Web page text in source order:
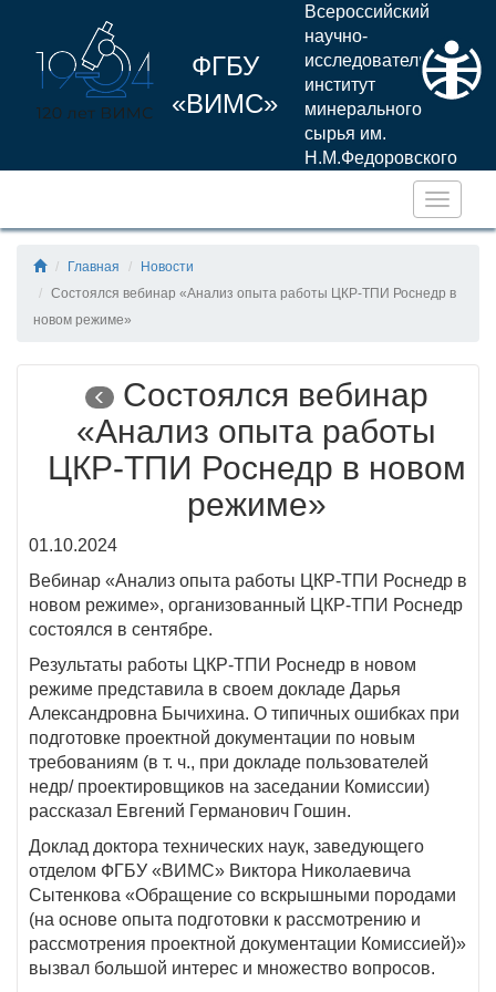
ФГБУ
«ВИМС»
Всероссийский
научно-
исследовательский
институт
минерального
сырья им.
Н.М.Федоровского
Главная
Новости
Состоялся вебинар «Анализ опыта работы ЦКР-ТПИ Роснедр в
новом режиме»
Состоялся вебинар
«Анализ опыта работы
ЦКР-ТПИ Роснедр в новом
режиме»
01.10.2024
Вебинар «Анализ опыта работы ЦКР-ТПИ Роснедр в
новом режиме», организованный ЦКР-ТПИ Роснедр
состоялся в сентябре.
Результаты работы ЦКР-ТПИ Роснедр в новом
режиме представила в своем докладе Дарья
Александровна Бычихина. О типичных ошибках при
подготовке проектной документации по новым
требованиям (в т. ч., при докладе пользователей
недр/ проектировщиков на заседании Комиссии)
рассказал Евгений Германович Гошин.
Доклад доктора технических наук, заведующего
отделом ФГБУ «ВИМС» Виктора Николаевича
Сытенкова «Обращение со вскрышными породами
(на основе опыта подготовки к рассмотрению и
рассмотрения проектной документации Комиссией)»
вызвал большой интерес и множество вопросов.